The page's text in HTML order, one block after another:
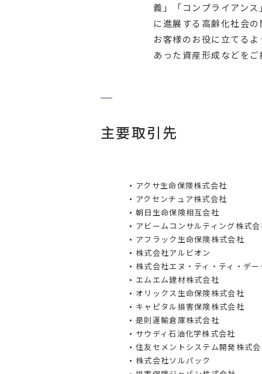
義」「コンプライアン
に進展する高齢化社会
お客様のお役に立てる
あった資産形成などを
主要取引先
アクサ生命保険株式会社
アクセンチュア株式会社
朝日生命保険相互会社​
アビームコンサルティング株式
アフラック生命保険株式会社
株式会社アルビオン
株式会社エヌ・ティ・ティ・デ
エムエム建材株式会社
オリックス生命保険株式会社​
キャピタル損害保険株式会社​
是則運輸倉庫株式会社
サウディ石油化学株式会社
住友セメントシステム開発株式
株式会社ソルパック